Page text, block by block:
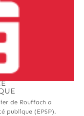
de Rouffach a
publique (EPSP).